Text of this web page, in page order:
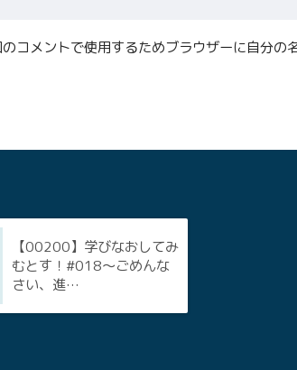
コメントで使用するためブラウザーに自分の
【00200】学びなおしてみ
むとす！#018〜ごめんな
さい、進…